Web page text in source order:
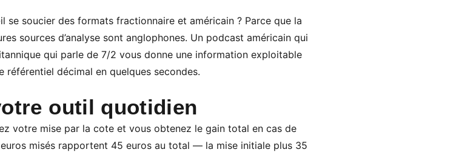
se soucier des formats fractionnaire et américain ? Parce que la
sources d’analyse sont anglophones. Un podcast américain qui
qui parle de 7/2 vous donne une information exploitable
décimal en quelques secondes.
outil quotidien
votre mise par la cote et vous obtenez le gain total en cas de
misés rapportent 45 euros au total — la mise initiale plus 35